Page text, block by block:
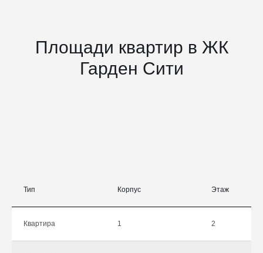
Площади квартир в ЖК
Гарден Сити
Тип Корпус Этаж
Квартира 1 2